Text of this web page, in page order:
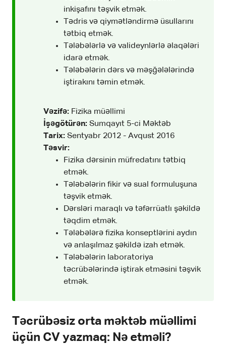
inkişafını təşvik etmək.
Tədris və qiymətləndirmə üsullarını
tətbiq etmək.
Tələbələrlə və valideynlərlə əlaqələri
idarə etmək.
Tələbələrin dərs və məşğələlərində
iştirakını təmin etmək.
Vəzifə: Fizika müəllimi
İşəgötürən: Sumqayıt 5-ci Məktəb
Tarix: Sentyabr 2012 - Avqust 2016
Təsvir:
Fizika dərsinin müfredatını tətbiq
etmək.
Tələbələrin fikir və sual formuluşuna
təşvik etmək.
Dərsləri maraqlı və təfərrüatlı şəkildə
təqdim etmək.
Tələbələrə fizika konseptlərini aydın
və anlaşılmaz şəkildə izah etmək.
Tələbələrin laboratoriya
təcrübələrində iştirak etməsini təşvik
etmək.
Təcrübəsiz orta məktəb müəllimi
üçün CV yazmaq: Nə etməli?